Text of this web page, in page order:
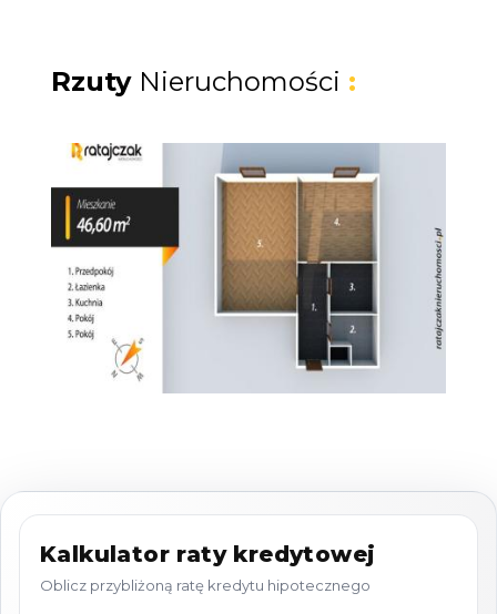
- przedpokoju
- łazienki
remontu, co stwarza duże
możliwości aranżacyjne i pozwala na
dostosowanie wnętrza do własnych potrzeb
lub przygotowanie lokalu pod inwestycję.
Ogrzewanie realizowane jest z pieca
gazowego
znajdującego się w lokalu, który
wymaga wymiany. W mieszkaniu
Instalacja elektryczna również kwalifikuje się
Rzuty Nieruchomości :
Kalkulator raty kredytowej
Oblicz przybliżoną ratę kredytu hipotecznego